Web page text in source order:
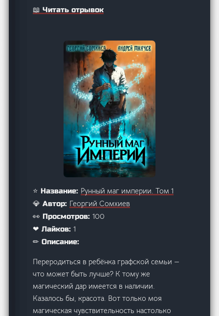
📖 Читать отрывок
⭐ Название: Рунный маг империи. Том 1
💎 Автор: Георгий Сомхиев
👀 Просмотров:100
❤ Лайков:1
✏ Описание:
Переродиться в ребёнка графской семьи —
что может быть лучше? К тому же
магический дар имеется в наличии.
Казалось бы, красота. Вот только моя
магическая чувствительность настолько